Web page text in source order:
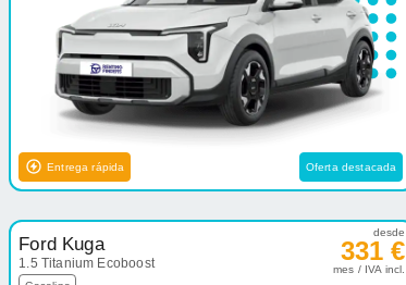
Entrega rápida Oferta destacada
Ford Kuga
1.5 Titanium Ecoboost
desde
331 €
mes / IVA incl.